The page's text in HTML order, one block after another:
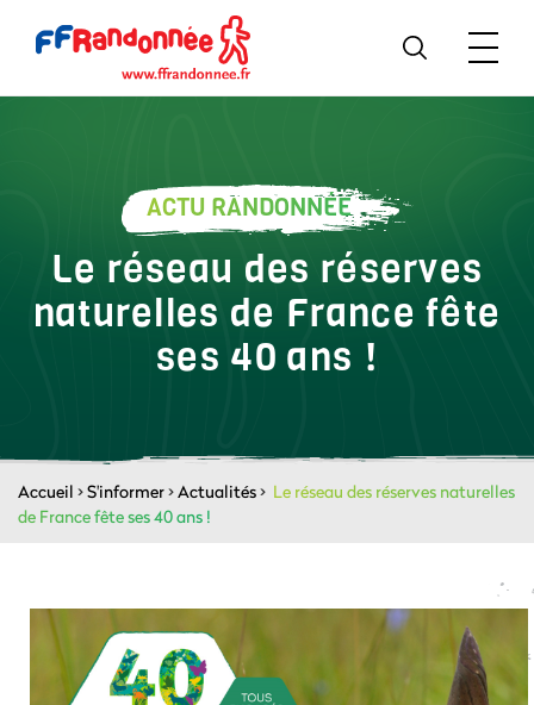
ACTU RANDONNÉE
Le réseau des réserves
naturelles de France fête
ses 40 ans !
Accueil >S'informer>Actualités> Le réseau des réserves naturelles
de France fête ses 40 ans !